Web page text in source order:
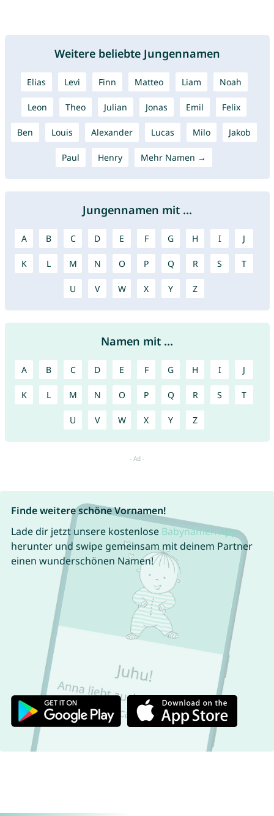
Weitere beliebte Jungennamen
Elias Levi Finn Matteo Liam Noah
Leon Theo Julian Jonas Emil Felix
Ben Louis Alexander Lucas Milo Jakob
Paul Henry Mehr Namen →
Jungennamen mit ...
A B C D E F G H I J
K L M N O P Q R S T
U V W X Y Z
Namen mit ...
A B C D E F G H I J
K L M N O P Q R S T
U V W X Y Z
Finde weitere schöne Vornamen!
Lade dir jetzt unsere kostenlose Babynamen App
herunter und swipe gemeinsam mit deinem Partner
einen wunderschönen Namen!